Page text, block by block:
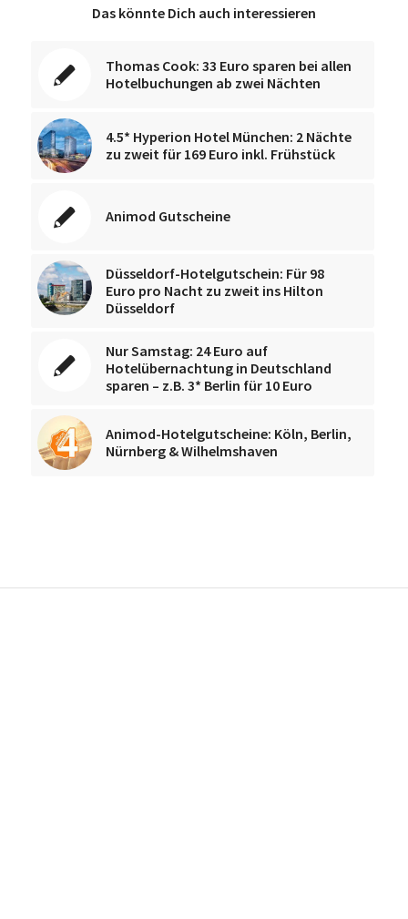
Das könnte Dich auch interessieren
Thomas Cook: 33 Euro sparen bei allen
Hotelbuchungen ab zwei Nächten
4.5* Hyperion Hotel München: 2 Nächte
zu zweit für 169 Euro inkl. Frühstück
Animod Gutscheine
Düsseldorf-Hotelgutschein: Für 98
Euro pro Nacht zu zweit ins Hilton
Düsseldorf
Nur Samstag: 24 Euro auf
Hotelübernachtung in Deutschland
sparen – z.B. 3* Berlin für 10 Euro
Animod-Hotelgutscheine: Köln, Berlin,
Nürnberg & Wilhelmshaven